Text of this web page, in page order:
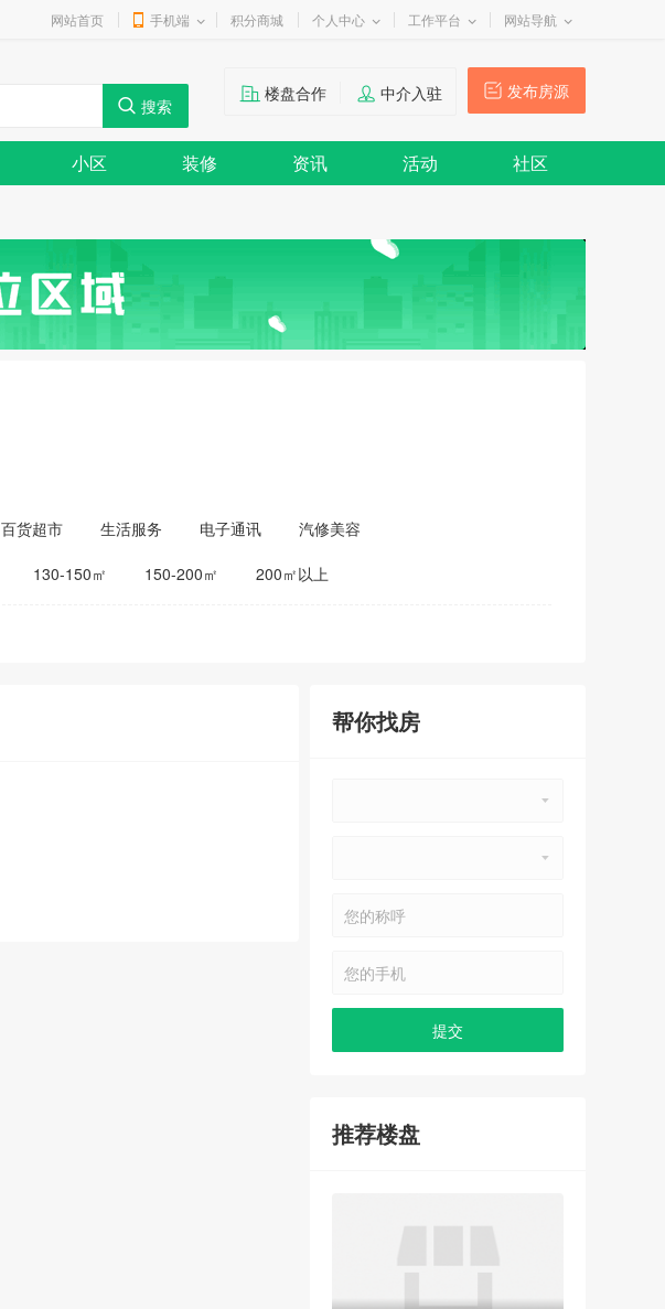
网站首页 手机端 积分商城 个人中心 工作平台 网站导航
发布房源
楼盘合作 中介入驻
小区 装修 资讯 活动 社区
百货超市 生活服务 电子通讯
汽修美容
130-150㎡ 150-200㎡ 200㎡以上
帮你找房
推荐楼盘